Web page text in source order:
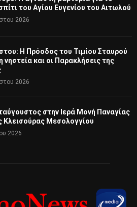
του Αγίου Ευγενίου του Αιτωλού
2026
Η Πρόοδος του Τιμίου Σταυρού
νηστεία και οι Παρακλήσεις της
2026
στην Ιερά Μονή Παναγίας
Κλεισούρας Μεσολογγίου
2026